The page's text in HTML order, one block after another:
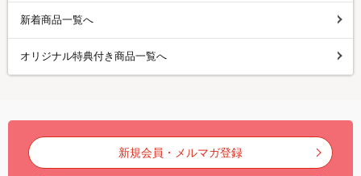
新着商品一覧へ
オリジナル特典付き商品一覧へ
新規会員・メルマガ登録